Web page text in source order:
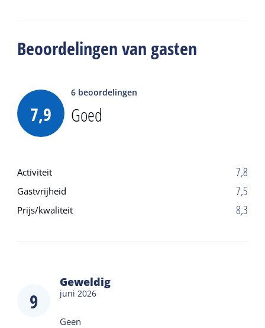
Beoordelingen van gasten
7,9
6 beoordelingen
Goed
Activiteit 7,8
Gastvrijheid 7,5
Prijs/kwaliteit 8,3
9
Geweldig
juni 2026
Geen